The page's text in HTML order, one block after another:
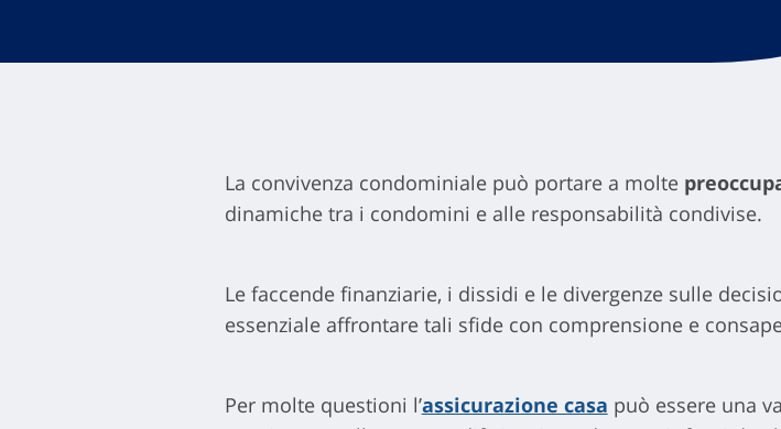
La convivenza condominiale può portare a molte
dinamiche tra i condomini e alle responsabilità condivise.
Le faccende finanziarie, i dissidi e le divergenze sulle
essenziale affrontare tali sfide con comprensione e
Per molte questioni l’assicurazione casa può essere una